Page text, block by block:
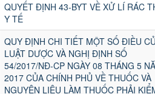
QUYẾT ĐỊNH 43-BYT VỀ XỬ LÍ RÁC
Y TẾ
QUY ĐỊNH CHI TIẾT MỘT SỐ ĐIỀU
LUẬT DƯỢC VÀ NGHỊ ĐỊNH SỐ
54/2017/NĐ-CP NGÀY 08 THÁNG 5
2017 CỦA CHÍNH PHỦ VỀ THUỐC VÀ
NGUYÊN LIỆU LÀM THUỐC PHẢI